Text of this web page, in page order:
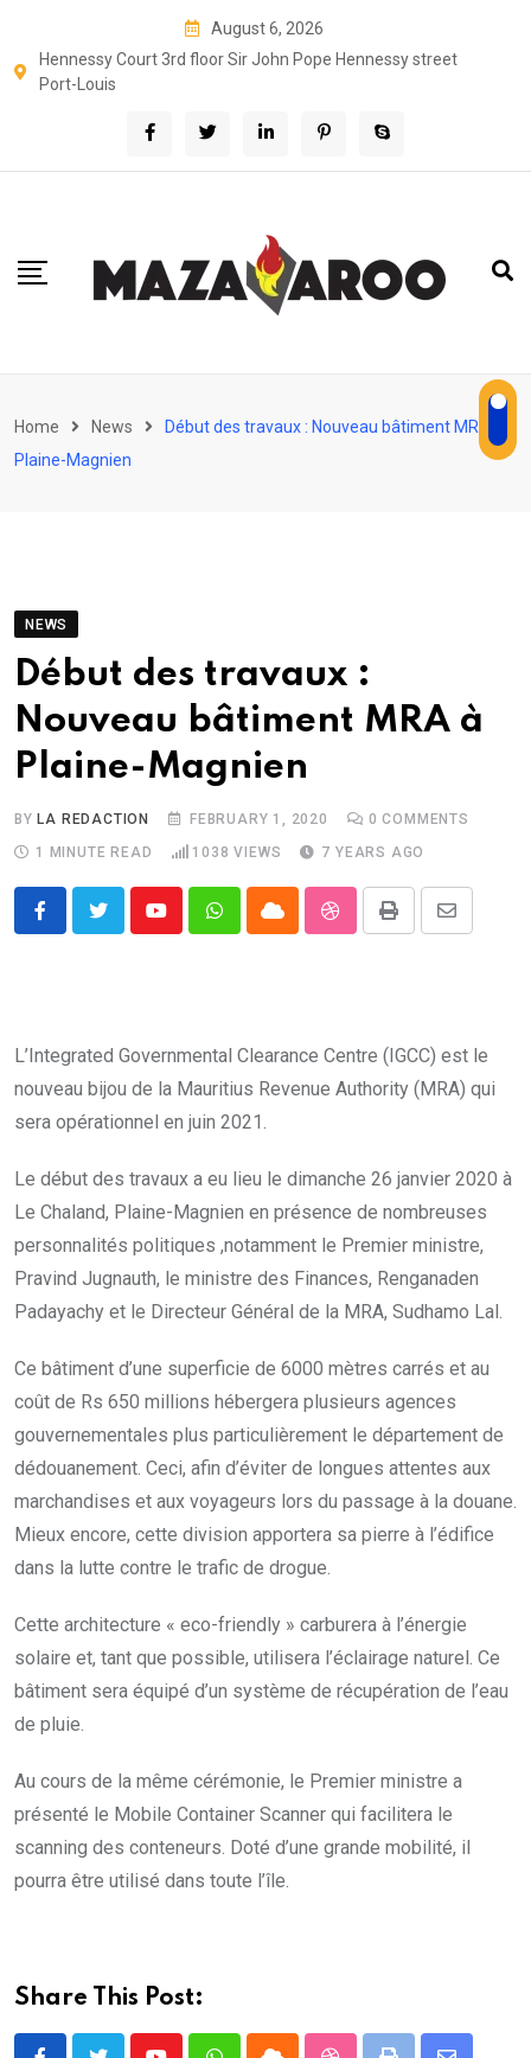
content
August 6, 2026
Hennessy Court 3rd floor Sir John Pope Hennessy street
Port-Louis
Home News
Début des travaux : Nouveau bâtiment MRA à
Plaine-Magnien
NEWS
Début des travaux :
Nouveau bâtiment MRA à
Plaine-Magnien
BYLA REDACTION FEBRUARY 1, 2020 0 COMMENTS
1 MINUTE READ
1038 VIEWS 7 YEARS AGO
YoutubeWhatsappCloud StumbleUpon
Print
Share
L’Integrated Governmental Clearance Centre (IGCC) est le
nouveau bijou de la Mauritius Revenue Authority (MRA) qui
sera opérationnel en juin 2021.
Le début des travaux a eu lieu le dimanche 26 janvier 2020 à
Le Chaland, Plaine-Magnien en présence de nombreuses
personnalités politiques ,notamment le Premier ministre,
Pravind Jugnauth, le ministre des Finances, Renganaden
Padayachy et le Directeur Général de la MRA, Sudhamo Lal.
Ce bâtiment d’une superficie de 6000 mètres carrés et au
coût de Rs 650 millions hébergera plusieurs agences
gouvernementales plus particulièrement le département de
dédouanement. Ceci, afin d’éviter de longues attentes aux
marchandises et aux voyageurs lors du passage à la douane.
Mieux encore, cette division apportera sa pierre à l’édifice
dans la lutte contre le trafic de drogue.
Cette architecture « eco-friendly » carburera à l’énergie
solaire et, tant que possible, utilisera l’éclairage naturel. Ce
bâtiment sera équipé d’un système de récupération de l’eau
de pluie.
Au cours de la même cérémonie, le Premier ministre a
présenté le Mobile Container Scanner qui facilitera le
scanning des conteneurs. Doté d’une grande mobilité, il
pourra être utilisé dans toute l’île.
Share This Post: